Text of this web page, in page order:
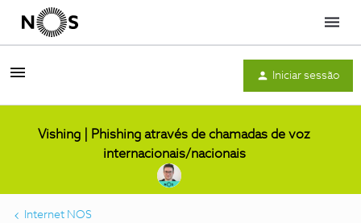
Menu
Iniciar sessão
Vishing | Phishing através de chamadas de voz
internacionais/nacionais
Internet NOS